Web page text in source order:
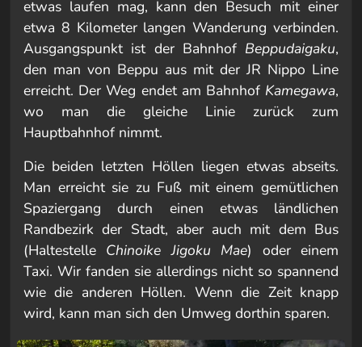
etwas laufen mag, kann den Besuch mit einer
etwa 8 Kilometer langen Wanderung verbinden.
Ausgangspunkt ist der Bahnhof Beppudaigaku,
den man von Beppu aus mit der JR Nippo Line
erreicht. Der Weg endet am Bahnhof Kamegawa,
wo man die gleiche Linie zurück zum
Hauptbahnhof nimmt.
Die beiden letzten Höllen liegen etwas abseits.
Man erreicht sie zu Fuß mit einem gemütlichen
Spaziergang durch einen etwas ländlichen
Randbezirk der Stadt, aber auch mit dem Bus
(Haltestelle Chinoike Jigoku Mae) oder einem
Taxi. Wir fanden sie allerdings nicht so spannend
wie die anderen Höllen. Wenn die Zeit knapp
wird, kann man sich den Umweg dorthin sparen.